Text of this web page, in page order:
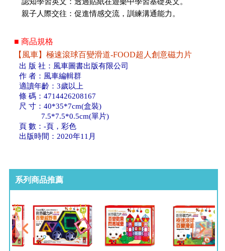
親子人際交往：促進情感交流，訓練溝通能力。
■ 商品規格
【風車】極速滾球百變滑道-FOOD超人創意磁力片
出 版 社：風車圖書出版有限公司
作 者：風車編輯群
適讀年齡：3歲以上
條 碼：4714426208167
尺 寸：40*35*7cm(盒裝)
7.5*7.5*0.5cm(單片)
頁 數：-頁，彩色
出版時間：2020年11月
系列商品推薦